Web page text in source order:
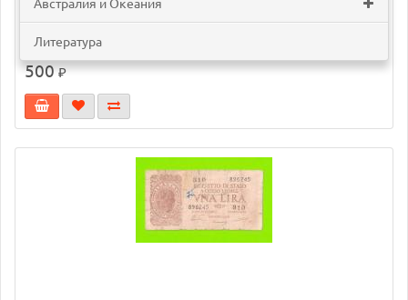
Литература
Италия - 1 лира - 1914
500₽